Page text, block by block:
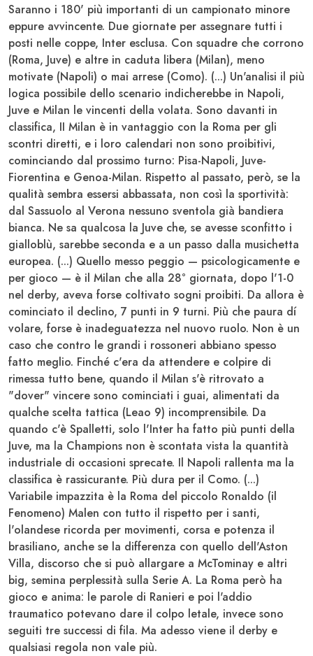
Saranno i 180' più importanti di un campionato minore
eppure avvincente. Due giornate per assegnare tutti i
posti nelle coppe, Inter esclusa. Con squadre che corrono
(Roma, Juve) e altre in caduta libera (Milan), meno
motivate (Napoli) o mai arrese (Como). (...) Un'analisi il più
logica possibile dello scenario indicherebbe in Napoli,
Juve e Milan le vincenti della volata. Sono davanti in
classifica, II Milan è in vantaggio con la Roma per gli
scontri diretti, e i loro calendari non sono proibitivi,
cominciando dal prossimo turno: Pisa-Napoli, Juve-
Fiorentina e Genoa-Milan. Rispetto al passato, però, se la
qualità sembra essersi abbassata, non così la sportività:
dal Sassuolo al Verona nessuno sventola già bandiera
bianca. Ne sa qualcosa la Juve che, se avesse sconfitto i
gialloblù, sarebbe seconda e a un passo dalla musichetta
europea. (...) Quello messo peggio — psicologicamente e
per gioco — è il Milan che alla 28° giornata, dopo l'1-0
nel derby, aveva forse coltivato sogni proibiti. Da allora è
cominciato il declino, 7 punti in 9 turni. Più che paura dí
volare, forse è inadeguatezza nel nuovo ruolo. Non è un
caso che contro le grandi i rossoneri abbiano spesso
fatto meglio. Finché c'era da attendere e colpire di
rimessa tutto bene, quando il Milan s'è ritrovato a
"dover" vincere sono cominciati i guai, alimentati da
qualche scelta tattica (Leao 9) incomprensibile. Da
quando c'è Spalletti, solo l'Inter ha fatto più punti della
Juve, ma la Champions non è scontata vista la quantità
industriale di occasioni sprecate. Il Napoli rallenta ma la
classifica è rassicurante. Più dura per il Como. (...)
Variabile impazzita è la Roma del piccolo Ronaldo (il
Fenomeno) Malen con tutto il rispetto per i santi,
l'olandese ricorda per movimenti, corsa e potenza il
brasiliano, anche se la differenza con quello dell'Aston
Villa, discorso che si può allargare a McTominay e altri
big, semina perplessità sulla Serie A. La Roma però ha
gioco e anima: le parole di Ranieri e poi l'addio
traumatico potevano dare il colpo letale, invece sono
seguiti tre successi di fila. Ma adesso viene il derby e
qualsiasi regola non vale più.